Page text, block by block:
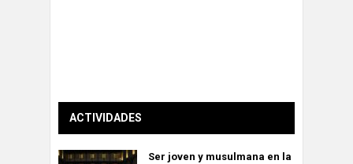
ACTIVIDADES
Ser joven y musulmana en la